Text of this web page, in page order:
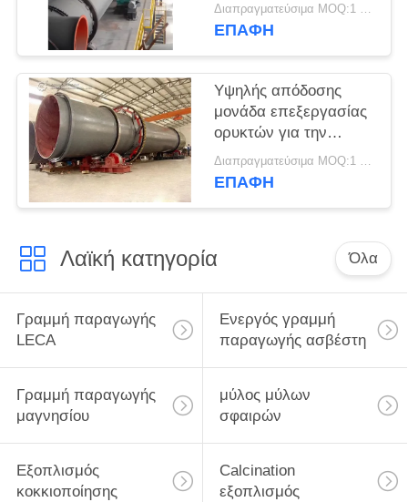
Μεταλλευμάτων -
Διαπραγματεύσιμα MOQ:1 ομάδα
ΕΠΑΦΉ
Υψηλής απόδοσης
μονάδα επεξεργασίας
ορυκτών για την
επεξεργασία μετάλλου
χρυσού/σιδήρου/
Διαπραγματεύσιμα MOQ:1 ομάδα
ΕΠΑΦΉ
Λαϊκή κατηγορία Όλα
Γραμμή παραγωγής
LECA
Ενεργός γραμμή
παραγωγής ασβέστη
Γραμμή παραγωγής
μαγνησίου
μύλος μύλων
σφαιρών
Εξοπλισμός
κοκκιοποίησης
Calcination
εξοπλισμός